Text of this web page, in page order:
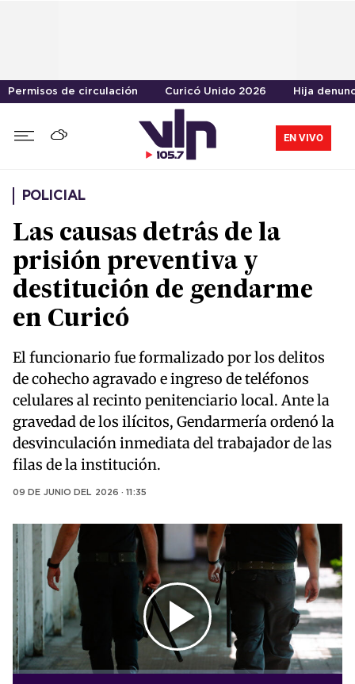
Permisos de circulación Curicó Unido 2026 Hija
EN VIVO
POLICIAL
Las causas detrás de la
prisión preventiva y
destitución de gendarme
en Curicó
El funcionario fue formalizado por los delitos
de cohecho agravado e ingreso de teléfonos
celulares al recinto penitenciario local. Ante la
gravedad de los ilícitos, Gendarmería ordenó la
desvinculación inmediata del trabajador de las
filas de la institución.
09 DE JUNIO DEL 2026 · 11:35
Play
Video
Loaded: